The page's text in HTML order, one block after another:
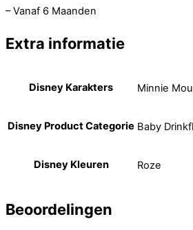
– Vanaf 6 Maanden
Extra informatie
Disney Karakters Minnie
Disney Product Categorie Baby
Disney Kleuren Roze
Beoordelingen